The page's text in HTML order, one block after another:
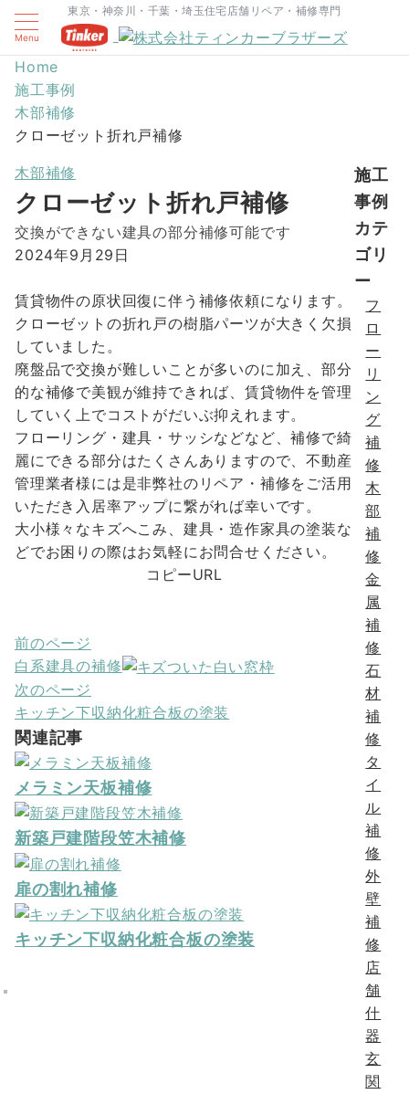
Menu
東京・神奈川・千葉・埼玉住宅店舗リペア・補修専門
Home
施工事例
木部補修
クローゼット折れ戸補修
木部補修
クローゼット折れ戸補修
交換ができない建具の部分補修可能です
2024年9月29日
賃貸物件の原状回復に伴う補修依頼になります。
クローゼットの折れ戸の樹脂パーツが大きく欠損
していました。
廃盤品で交換が難しいことが多いのに加え、部分
的な補修で美観が維持できれば、賃貸物件を管理
していく上でコストがだいぶ抑えれます。
フローリング・建具・サッシなどなど、補修で綺
麗にできる部分はたくさんありますので、不動産
管理業者様には是非弊社のリペア・補修をご活用
いただき入居率アップに繋がれば幸いです。
大小様々なキズへこみ、建具・造作家具の塗装な
どでお困りの際はお気軽にお問合せください。
コピーURL
投
稿
ナ
ビ
ゲ
ー
シ
ョ
ン
前のページ
白系建具の補修
次のページ
キッチン下収納化粧合板の塗装
関連記事
メラミン天板補修
新築戸建階段笠木補修
扉の割れ補修
キッチン下収納化粧合板の塗装
施工
事例
カテ
ゴリ
ー
フ
ロ
ー
リ
ン
グ
補
修
木
部
補
修
金
属
補
修
石
材
補
修
タ
イ
ル
補
修
外
壁
補
修
店
舗
什
器
玄
関